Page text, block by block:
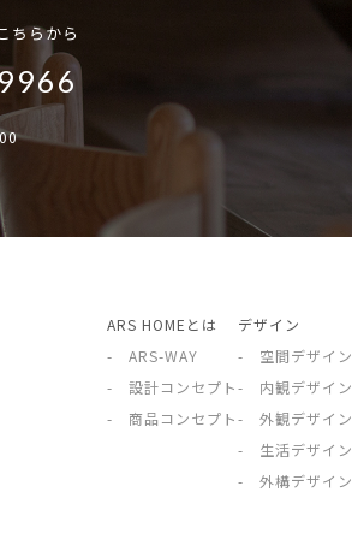
ちらから
ARS HOMEとは
- ARS-WAY
- 設計コンセプト
- 商品コンセプト
デザイン
- 空間デザイン
- 内観デザイン
- 外観デザイン
- 生活デザイン
- 外構デザイン